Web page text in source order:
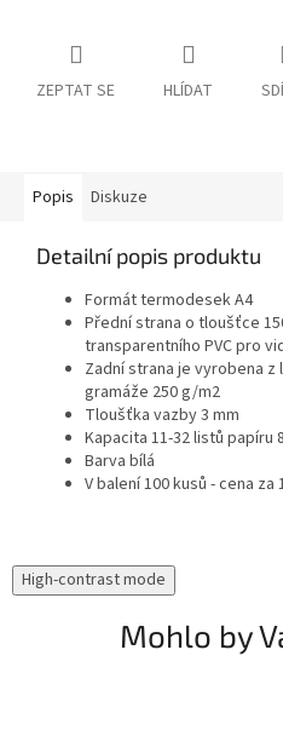
ZEPTAT SE HLÍDAT
Popis Diskuze
Detailní popis produktu
Formát termodesek A4
Přední strana o tloušťce
transparentního PVC pro
Zadní strana je vyrobena
gramáže 250 g/m2
Tloušťka vazby 3 mm
Kapacita 11-32 listů papíru
Barva bílá
V balení 100 kusů - cena za
High-contrast mode
Mohlo by